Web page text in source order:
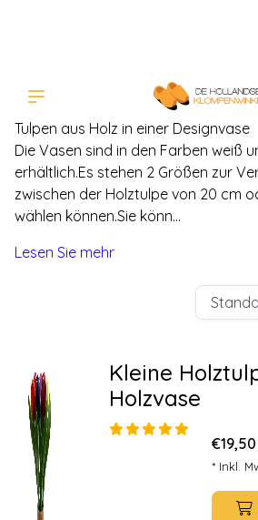
Designvase
Tulpen aus Holz in einer Designvase
Die Vasen sind in den Farben weiß
erhältlich.Es stehen 2 Größen zur
zwischen der Holztulpe von 20 cm
wählen können.Sie könn...
Lesen Sie mehr
Kleine
Holzvase
€19,50
* Inkl.